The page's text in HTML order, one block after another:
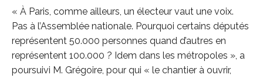
« À Paris, comme ailleurs, un électeur vaut une voix.
Pas à l’Assemblée nationale. Pourquoi certains députés
représentent 50.000 personnes quand d’autres en
représentent 100.000 ? Idem dans les métropoles », a
poursuivi M. Grégoire, pour qui « le chantier à ouvrir,